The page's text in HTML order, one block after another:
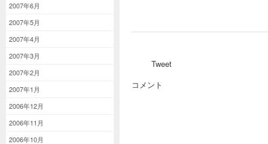
2007年6月
2007年5月
2007年4月
2007年3月
2007年2月
2007年1月
2006年12月
2006年11月
2006年10月
Tweet
コメント